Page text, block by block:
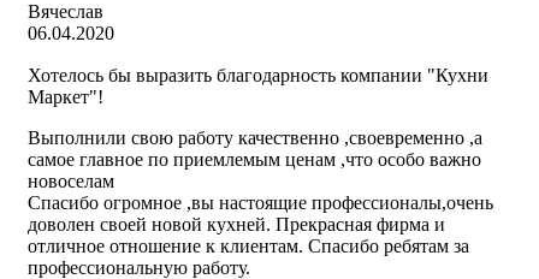
Вячеслав
06.04.2020
Хотелось бы выразить благодарность компании "Кухни
Маркет"!
Выполнили свою работу качественно ,своевременно ,а
самое главное по приемлемым ценам ,что особо важно
новоселам
Спасибо огромное ,вы настоящие профессионалы,очень
доволен своей новой кухней. Прекрасная фирма и
отличное отношение к клиентам. Спасибо ребятам за
профессиональную работу.